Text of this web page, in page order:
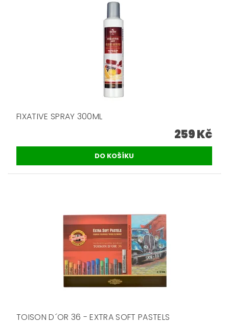
FIXATIVE SPRAY 300ML
259 Kč
TOISON D´OR 36 - EXTRA SOFT PASTELS